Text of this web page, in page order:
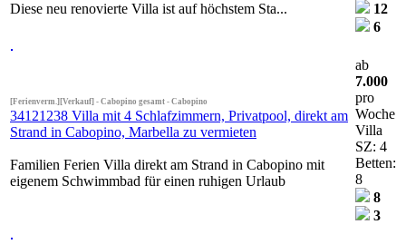
Diese neu renovierte Villa ist auf höchstem Sta...
12
6
[Ferienverm.][Verkauf] - Cabopino gesamt - Cabopino
34121238 Villa mit 4 Schlafzimmern, Privatpool, direkt am
Strand in Cabopino, Marbella zu vermieten
Familien Ferien Villa direkt am Strand in Cabopino mit
eigenem Schwimmbad für einen ruhigen Urlaub
ab
7.000
pro
Woche
Villa
SZ: 4
Betten:
8
8
3